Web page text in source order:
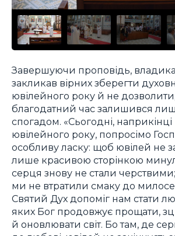
Завершуючи проповідь,
закликав вірних зберегти
ювілейного року й не
благодатний час залишився
спогадом. «Сьогодні,
ювілейного року, попросімо
особливу ласку: щоб ювілей не
лише красивою сторінкою
серця знову не стали
ми не втратили смаку до
Святий Дух допоміг нам стати
яких Бог продовжує прощати,
й оновлювати світ. Бо там, де